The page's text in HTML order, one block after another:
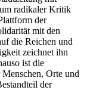
radikaler Kritik
der
mit den
die Reichen und
zeichnet ihn
ist die
Orte und
der